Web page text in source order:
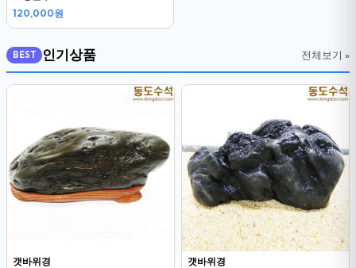
120,000원
BEST 인기상품 전체보기 »
갯바위경
갯바위경